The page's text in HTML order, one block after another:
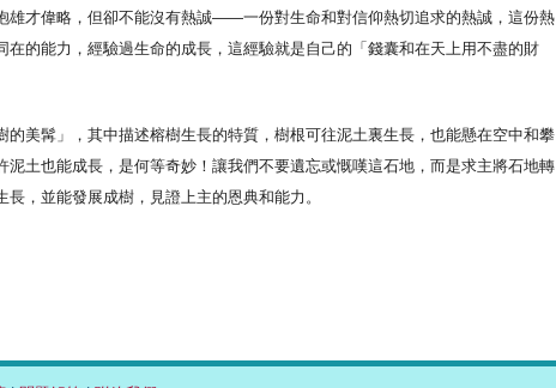
雄才偉略，但卻不能沒有熱誠——一份對生命和對信仰熱切追求的熱誠，這份熱
的能力，經驗過生命的成長，這經驗就是自己的「錢囊和在天上用不盡的財
美髯」，其中描述榕樹生長的特質，樹根可往泥土裏生長，也能懸在空中和攀
土也能成長，是何等奇妙！讓我們不要遺忘或慨嘆這石地，而是求主將石地轉
，並能發展成樹，見證上主的恩典和能力。